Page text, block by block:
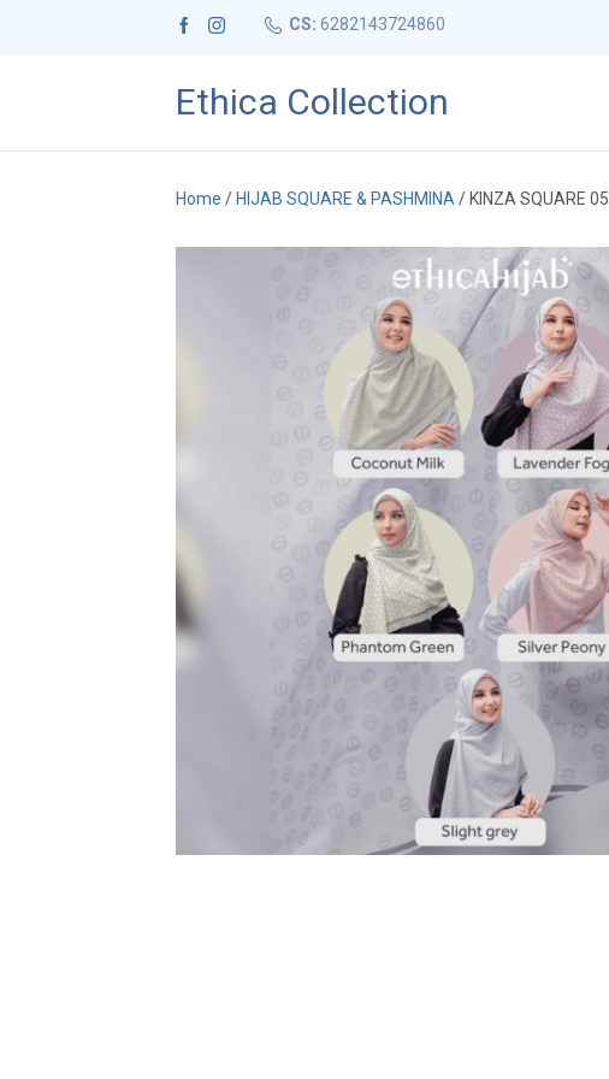
CS: 6282143724860
Ethica Collection
Home / HIJAB SQUARE & PASHMINA/ KINZA SQUARE 05